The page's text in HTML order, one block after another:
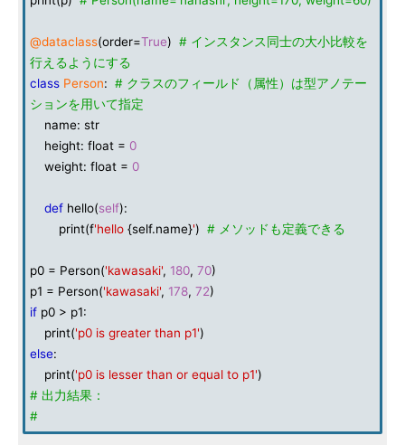
@dataclass(order=True) # インスタンス同士の大小比較を
行えるようにする
class Person: # クラスのフィールド（属性）は型アノテー
ションを用いて指定
name: str
height: float = 0
weight: float = 0
def hello(self):
print(f'hello {self.name}') # メソッドも定義できる
p0 = Person('kawasaki', 180, 70)
p1 = Person('kawasaki', 178, 72)
if p0 > p1:
print('p0 is greater than p1')
else:
print('p0 is lesser than or equal to p1')
# 出力結果：
#